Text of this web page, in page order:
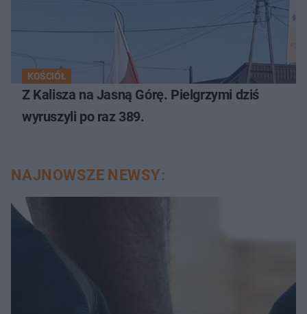
KOŚCIÓŁ
Z Kalisza na Jasną Górę. Pielgrzymi dziś
wyruszyli po raz 389.
NAJNOWSZE NEWSY: